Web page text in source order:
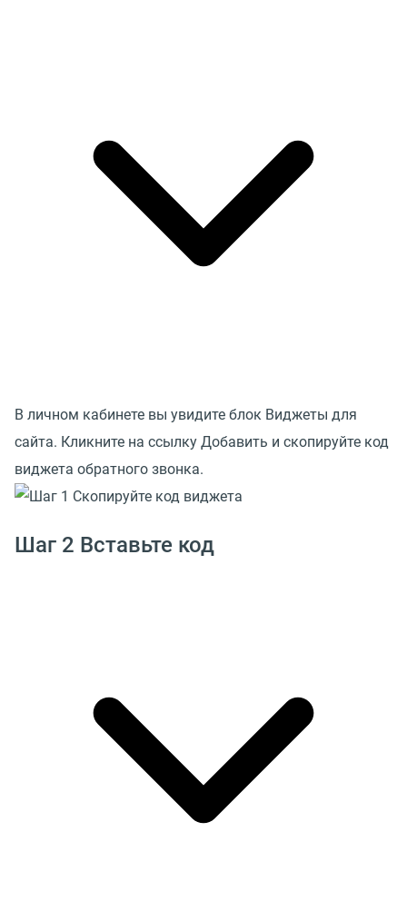
В личном кабинете вы увидите блок Виджеты для
сайта. Кликните на ссылку Добавить и скопируйте код
виджета обратного звонка.
Шаг 2 Вставьте код